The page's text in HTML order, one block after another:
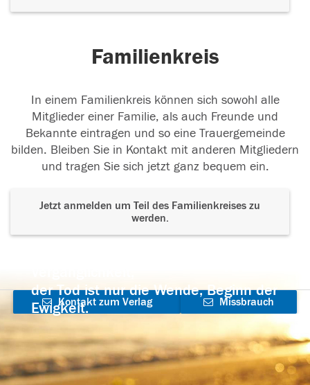
Familienkreis
In einem Familienkreis können sich sowohl alle
Mitglieder einer Familie, als auch Freunde und
Bekannte eintragen und so eine Trauergemeinde
bilden. Bleiben Sie in Kontakt mit anderen Mitgliedern
und tragen Sie sich jetzt ganz bequem ein.
Jetzt anmelden um Teil des Familienkreises zu
werden.
der Tod ist nur die Wende, Beginn der
Ewigkeit.
Kontakt zum Verlag
aufnehmen
Missbrauch